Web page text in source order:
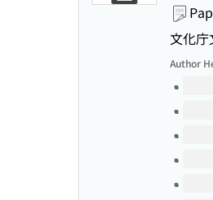
文化庁
Author